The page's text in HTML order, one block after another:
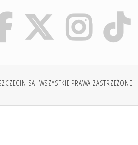
SA. WSZYSTKIE PRAWA ZASTRZEŻONE.